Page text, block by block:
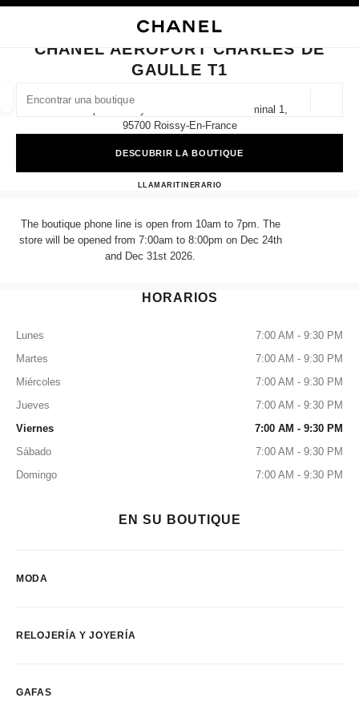
BUSCAR UNA BOUTIQUE
las sugerencias se muestran debajo de esta barra de búsqueda
0 Sugerencias disponibles
CERRAR TARJETA DE BOUTIQUE CHANEL AEROPORT CHARLES DE
CHANEL AEROPORT CHARLES DE
GAULLE T1
Aéroport Roissy Charles De Gaulle Terminal 1,
95700 Roissy-En-France
DESCUBRIR LA BOUTIQUE
LLAMAR+33 01 86 26 31 03
ITINERARIOCHANEL AEROPORT
The boutique phone line is open from 10am to 7pm. The
store will be opened from 7:00am to 8:00pm on Dec 24th
and Dec 31st 2026.
HORARIOS
Lunes
7:00 AM - 9:30 PM
Martes
7:00 AM - 9:30 PM
Miércoles
7:00 AM - 9:30 PM
Jueves
7:00 AM - 9:30 PM
Viernes
7:00 AM - 9:30 PM
Sábado
7:00 AM - 9:30 PM
Domingo
7:00 AM - 9:30 PM
EN SU BOUTIQUE
MODA
RELOJERÍA Y JOYERÍA
GAFAS
filtros
resultado de los filtros por: